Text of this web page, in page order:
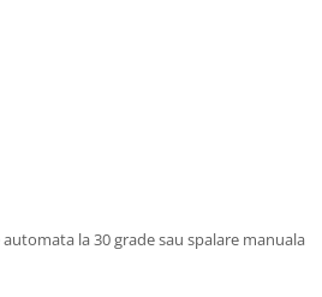
automata la 30 grade sau spalare manuala